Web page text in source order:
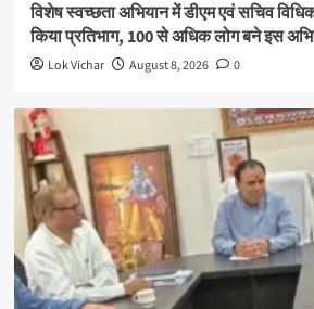
विशेष स्वच्छता अभियान में डीएम एवं सचिव
किया प्रतिभाग, 100 से अधिक लोग बने इस
Lok Vichar August 8, 2026 0